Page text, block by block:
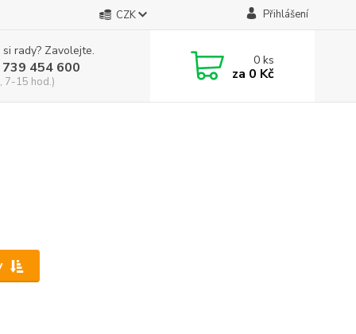
CZK Přihlášení
rady? Zavolejte.
454 600
7-15 hod.)
0ks
za 0 Kč